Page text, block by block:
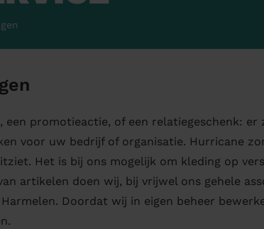
een promotieactie, of een relatiegeschenk:
voor uw bedrijf of organisatie. Hurricane
Het is bij ons mogelijk om kleding op
artikelen doen wij, bij vrijwel ons gehele
Doordat wij in eigen beheer